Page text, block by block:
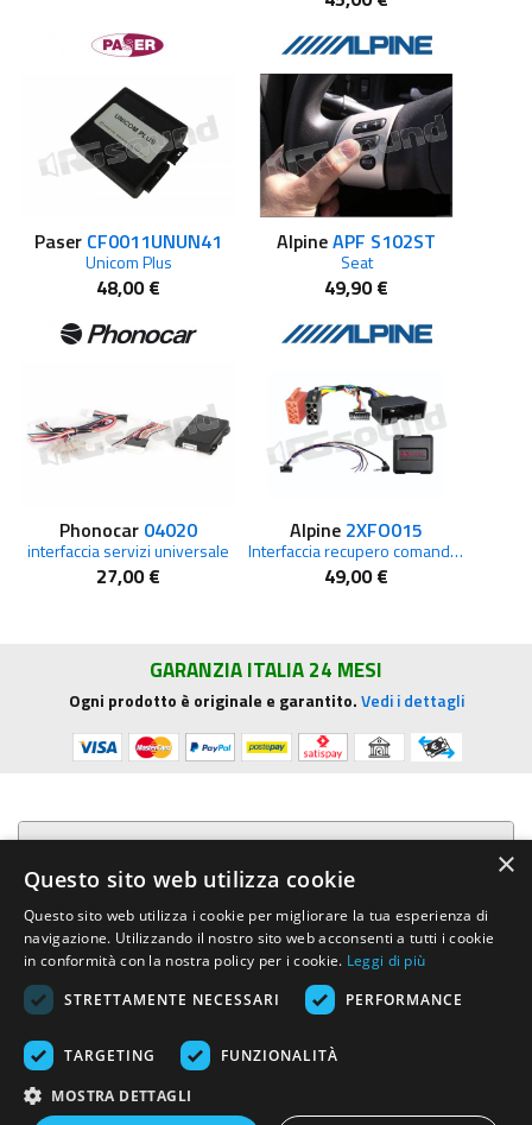
Paser CF0011UNUN41
Unicom Plus
48,00 €
AlpineAPF S102ST
Seat
49,90 €
Phonocar 04020
interfaccia servizi universale
27,00 €
Alpine 2XFO015
Interfaccia recupero comandi al volante
49,00 €
GARANZIA ITALIA 24 MESI
Ogni prodotto è originale e garantito.Vedi i dettagli
Presentazione aziendale
Acquista su R.G. Sound
Trasparenza e sicurezza
Area Clienti
R.G. Sound di Rosini Guido
- Tel. e Fax (+39) 0577.716097 - Partita IVA IT01002570529 REA SI-
×
Questo sito web utilizza cookie
Questo sito web utilizza i cookie per migliorare la tua esperienza di
navigazione. Utilizzando il nostro sito web acconsenti a tutti i cookie
in conformità con la nostra policy per i cookie. Leggi di più
STRETTAMENTE NECESSARI
PERFORMANCE
TARGETING FUNZIONALITÀ
MOSTRA DETTAGLI